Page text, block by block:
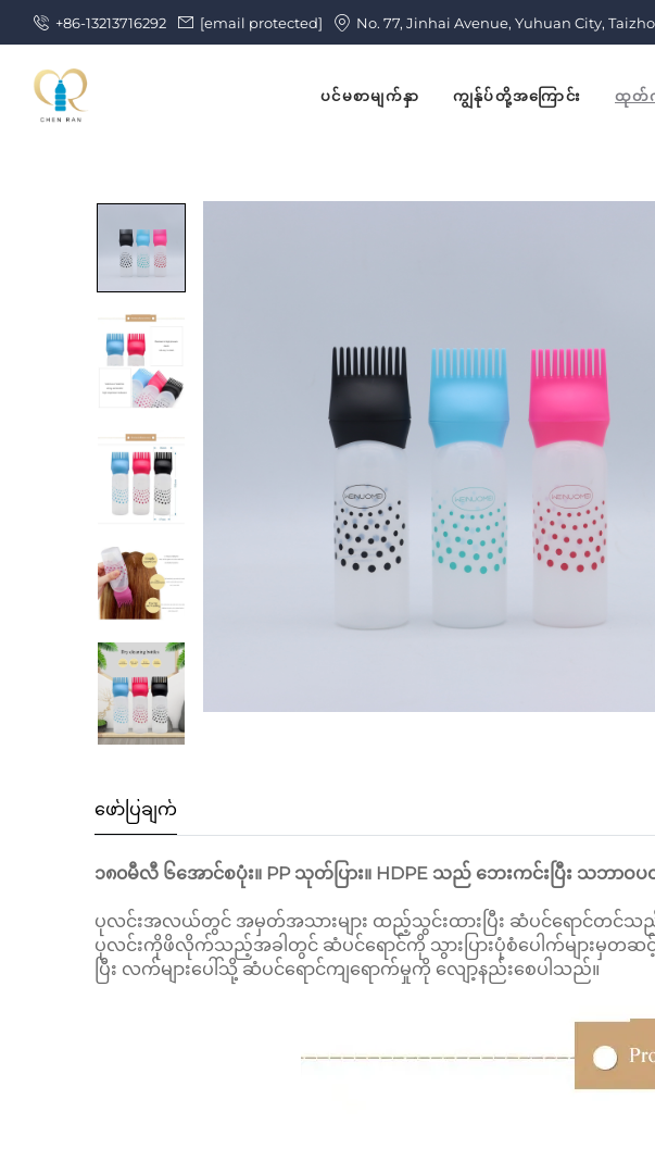
+86-13213716292 [email protected] No. 77, Jinhai Avenue, Yuhuan City,
ပင်မစာမျက်နှာ ကျွန်ုပ်တို့အကြောင်း ထုတ်ကု
ဖော်ပြချက်
၁၈၀မီလီ ၆အောင်စပုံး။ PP သုတ်ပြား။ HDPE သည် ဘေးကင်းပြီး သဘာ
ပုလင်းအလယ်တွင် အမှတ်အသားများ ထည့်သွင်းထားပြီး ဆံပင်ရောင်တင်သည့်အ
ပုလင်းကိုဖိလိုက်သည့်အခါတွင် ဆံပင်ရောင်ကို သွားပြားပုံစံပေါက်များမှတ
ပြီး လက်များပေါ်သို့ ဆံပင်ရောင်ကျရောက်မှုကို လျော့နည်းစေပါသည်။